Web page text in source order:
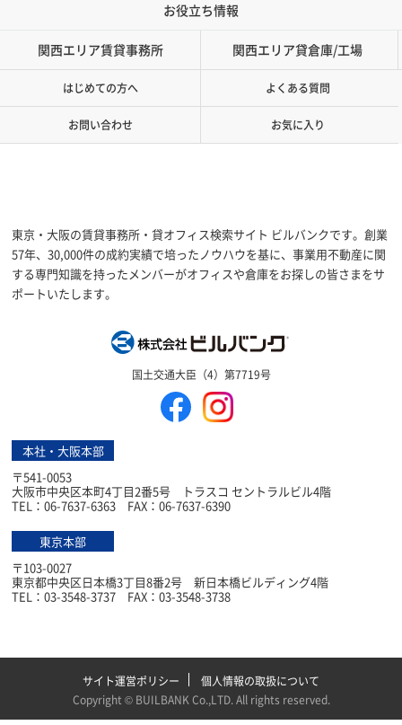
お役立ち情報
関西エリア賃貸事務所 関西エリア貸倉庫/工場
はじめての方へ よくある質問
お問い合わせ お気に入り
東京・大阪の賃貸事務所・貸オフィス検索サイト ビルバンクです。創業
57年、30,000件の成約実績で培ったノウハウを基に、事業用不動産に関
する専門知識を持ったメンバーがオフィスや倉庫をお探しの皆さまをサ
ポートいたします。
国土交通大臣（4）第7719号
本社・大阪本部
〒541-0053
大阪市中央区本町4丁目2番5号 トラスコ セントラルビル4階
TEL：06-7637-6363 FAX：06-7637-6390
東京本部
〒103-0027
東京都中央区日本橋3丁目8番2号 新日本橋ビルディング4階
TEL：03-3548-3737 FAX：03-3548-3738
サイト運営ポリシー
個人情報の取扱について
Copyright © BUILBANK Co.,LTD. All rights reserved.